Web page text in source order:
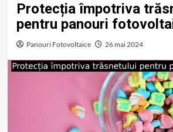
Protecția împotriva
pentru panouri
Panouri Fotovoltaice 26 mai 2024